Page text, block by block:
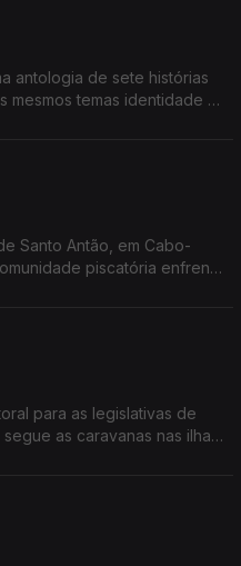
antologia de sete histórias
mesmos temas identidade e
Santo Antão, em Cabo-
piscatória enfrenta
para as legislativas de
as caravanas nas ilhas